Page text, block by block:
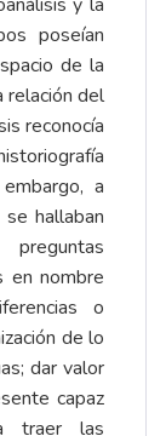
poseían
de la
relación del
reconocía
a
hallaban
preguntas
en nombre
o
de lo
dar valor
capaz
traer las